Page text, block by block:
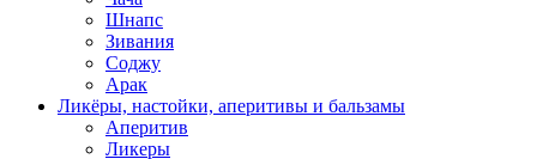
Шнапс
Зивания
Соджу
Арак
Ликёры, настойки, аперитивы и бальзамы
Аперитив
Ликеры